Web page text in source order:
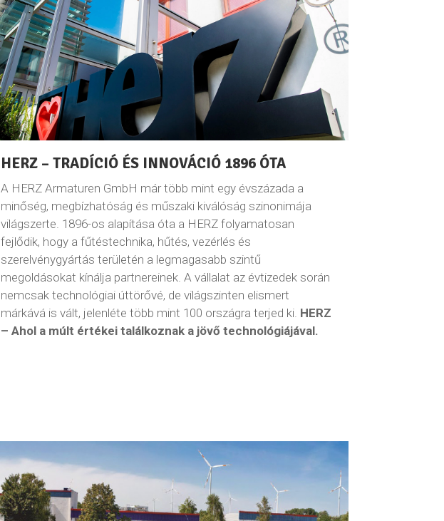
HERZ – TRADÍCIÓ ÉS INNOVÁCIÓ 1896 ÓTA
A HERZ Armaturen GmbH már több mint egy évszázada a
minőség, megbízhatóság és műszaki kiválóság szinonimája
világszerte. 1896-os alapítása óta a HERZ folyamatosan
fejlődik, hogy a fűtéstechnika, hűtés, vezérlés és
szerelvénygyártás területén a legmagasabb szintű
megoldásokat kínálja partnereinek. A vállalat az évtizedek során
nemcsak technológiai úttörővé, de világszinten elismert
márkává is vált, jelenléte több mint 100 országra terjed ki. HERZ
– Ahol a múlt értékei találkoznak a jövő technológiájával.